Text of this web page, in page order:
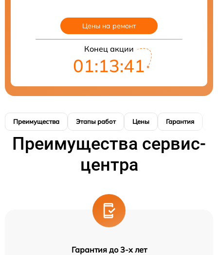
Цены на ремонт
Конец акции
01:13:40
Преимущества Этапы работ Цены Гарантия
Преимущества сервис-
центра
Гарантия до 3-х лет